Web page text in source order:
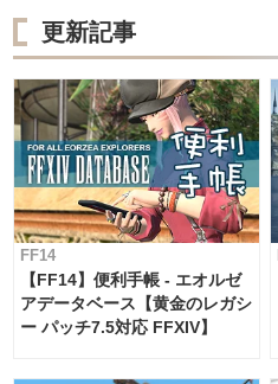
更新記事
FF14
【FF14】便利手帳 - エオルゼ
アデータベース【黄金のレガシ
ー パッチ7.5対応 FFXIV】